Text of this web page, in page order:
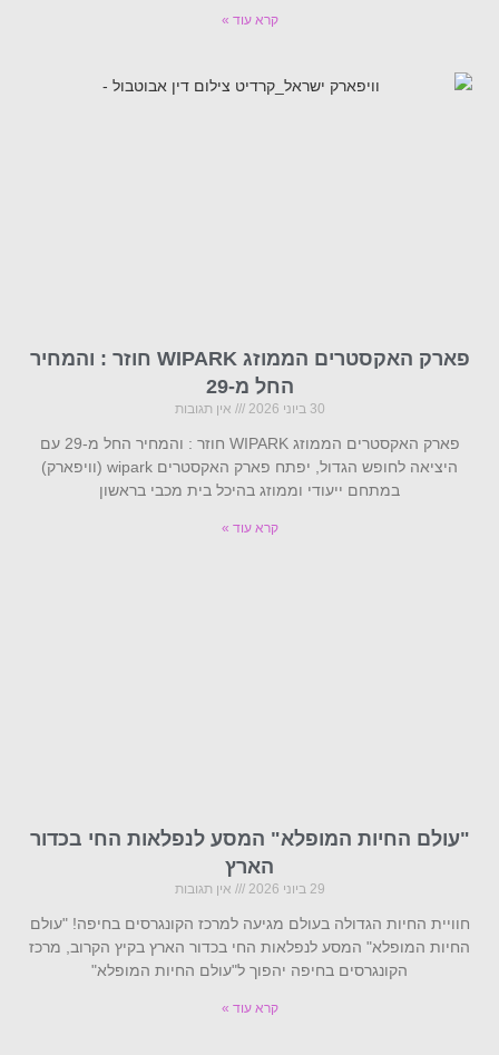
קרא עוד »
פארק האקסטרים הממוזג WIPARK חוזר : והמחיר
החל מ-29
30 ביוני 2026 אין תגובות
פארק האקסטרים הממוזג WIPARK חוזר : והמחיר החל מ-29 עם
היציאה לחופש הגדול, יפתח פארק האקסטרים wipark (וויפארק)
במתחם ייעודי וממוזג בהיכל בית מכבי בראשון
קרא עוד »
"עולם החיות המופלא" המסע לנפלאות החי בכדור
הארץ
29 ביוני 2026 אין תגובות
חוויית החיות הגדולה בעולם מגיעה למרכז הקונגרסים בחיפה! "עולם
החיות המופלא" המסע לנפלאות החי בכדור הארץ בקיץ הקרוב, מרכז
הקונגרסים בחיפה יהפוך ל"עולם החיות המופלא"
קרא עוד »